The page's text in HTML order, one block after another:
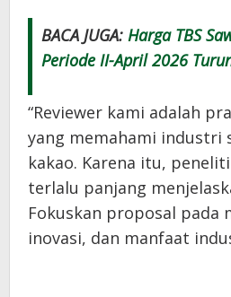
BACA JUGA: Harga TBS
Periode II-April 2026
“Reviewer kami adalah
yang memahami industri
kakao. Karena itu,
terlalu panjang
Fokuskan proposal pada
inovasi, dan manfaat